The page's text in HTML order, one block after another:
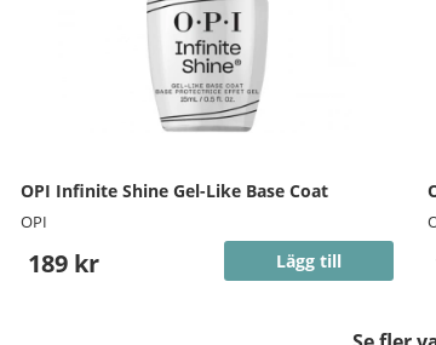
OPI Infinite Shine Gel-Like Base Coat
OPI
189 kr Lägg till